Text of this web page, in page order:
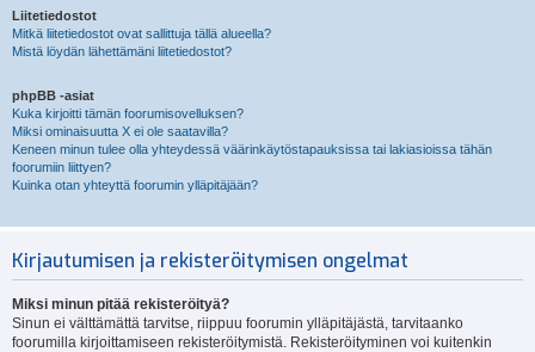
Liitetiedostot
Mitkä liitetiedostot ovat sallittuja tällä alueella?
Mistä löydän lähettämäni liitetiedostot?
phpBB -asiat
Kuka kirjoitti tämän foorumisovelluksen?
Miksi ominaisuutta X ei ole saatavilla?
Keneen minun tulee olla yhteydessä väärinkäytöstapauksissa tai lakiasioissa tähän
foorumiin liittyen?
Kuinka otan yhteyttä foorumin ylläpitäjään?
Kirjautumisen ja rekisteröitymisen ongelmat
Miksi minun pitää rekisteröityä?
Sinun ei välttämättä tarvitse, riippuu foorumin ylläpitäjästä, tarvitaanko
foorumilla kirjoittamiseen rekisteröitymistä. Rekisteröityminen voi kuitenkin